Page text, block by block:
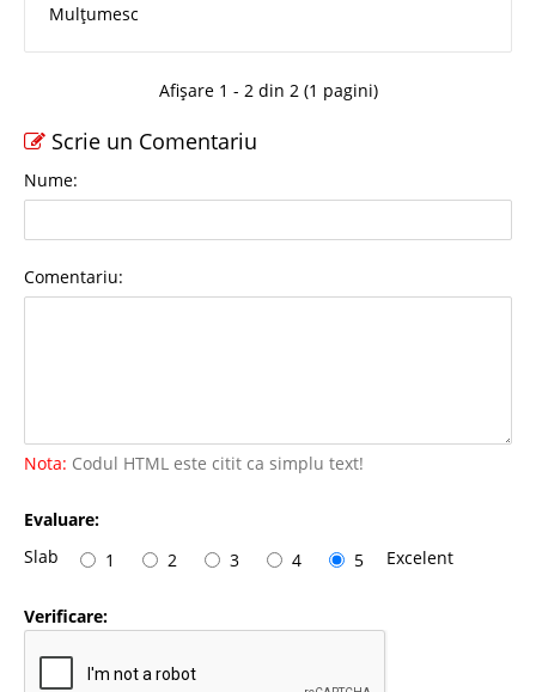
Mulțumesc
Afișare 1 - 2 din 2 (1 pagini)
Scrie un Comentariu
Nume:
Comentariu:
Nota: Codul HTML este citit ca simplu text!
Evaluare:
Slab
1 2 3 4 5 Excelent
Verificare: